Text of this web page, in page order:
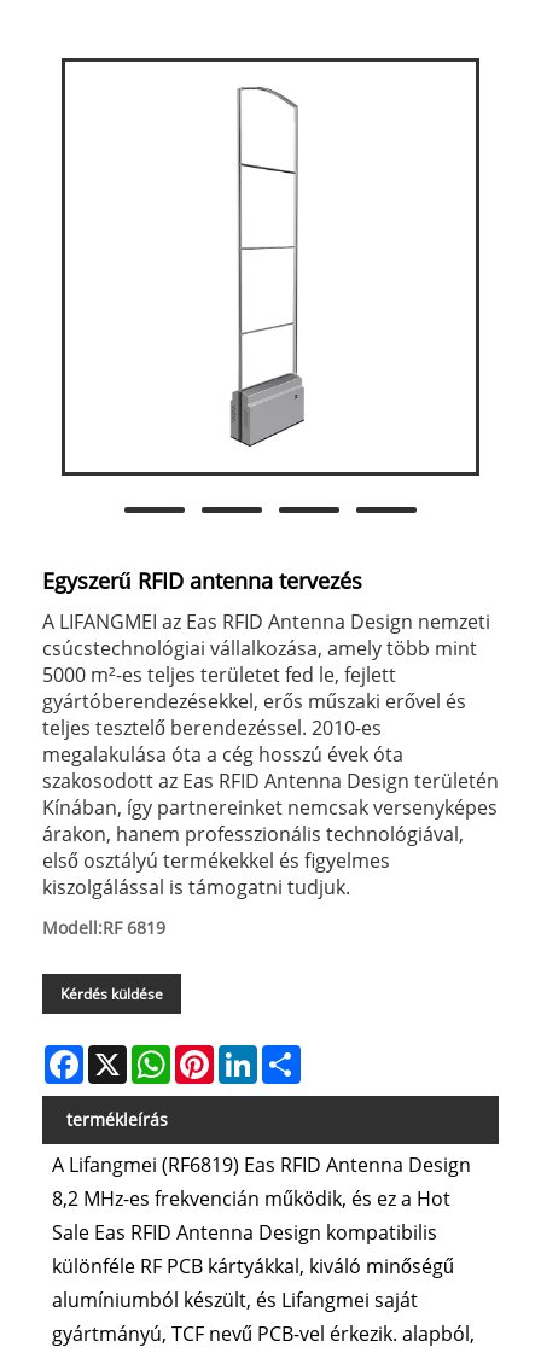
Egyszerű RFID antenna tervezés
A LIFANGMEI az Eas RFID Antenna Design nemzeti
csúcstechnológiai vállalkozása, amely több mint
5000 m²-es teljes területet fed le, fejlett
gyártóberendezésekkel, erős műszaki erővel és
teljes tesztelő berendezéssel. 2010-es
megalakulása óta a cég hosszú évek óta
szakosodott az Eas RFID Antenna Design területén
Kínában, így partnereinket nemcsak versenyképes
árakon, hanem professzionális technológiával,
első osztályú termékekkel és figyelmes
kiszolgálással is támogatni tudjuk.
Modell:RF 6819
Kérdés küldése
Facebook
X WhatsAppPinterestLinkedIn
termékleírás
A Lifangmei (RF6819) Eas RFID Antenna Design
8,2 MHz-es frekvencián működik, és ez a Hot
Sale Eas RFID Antenna Design kompatibilis
különféle RF PCB kártyákkal, kiváló minőségű
alumíniumból készült, és Lifangmei saját
gyártmányú, TCF nevű PCB-vel érkezik. alapból,